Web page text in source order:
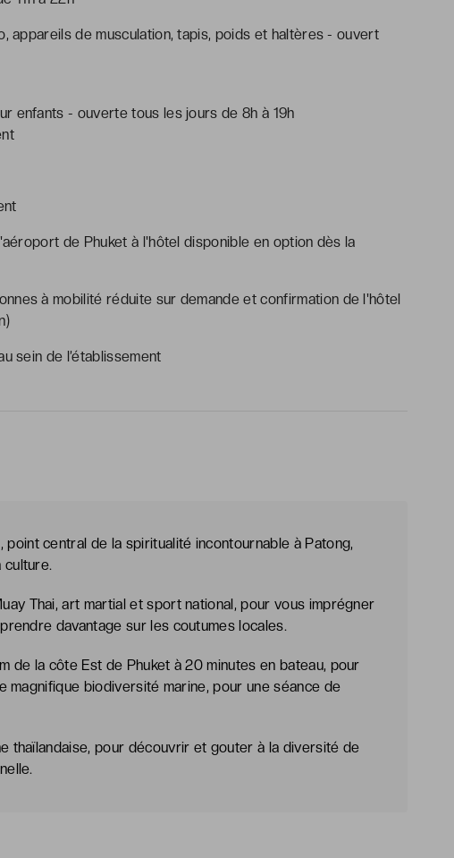
appareils de musculation, tapis, poids et haltères - ouvert
enfants - ouverte tous les jours de 8h à 19h
de Phuket à l'hôtel disponible en option dès la
à mobilité réduite sur demande et confirmation de l'hôtel
sein de l’établissement
point central de la spiritualité incontournable à Patong,
culture.
Thai, art martial et sport national, pour vous imprégner
davantage sur les coutumes locales.
de la côte Est de Phuket à 20 minutes en bateau, pour
magnifique biodiversité marine, pour une séance de
thaïlandaise, pour découvrir et gouter à la diversité de